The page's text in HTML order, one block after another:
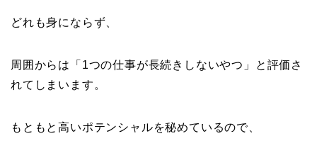
どれも身にならず、
周囲からは「1つの仕事が長続きしないやつ」と評価さ
れてしまいます。
もともと高いポテンシャルを秘めているので、